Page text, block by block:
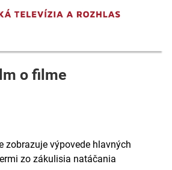
o filme
zobrazuje výpovede hlavných
zo zákulisia natáčania